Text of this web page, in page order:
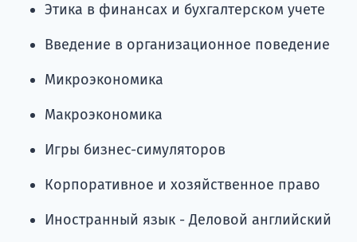
Этика в финансах и бухгалтерском учете
Введение в организационное поведение
Микроэкономика
Макроэкономика
Игры бизнес-симуляторов
Корпоративное и хозяйственное право
Иностранный язык - Деловой английский